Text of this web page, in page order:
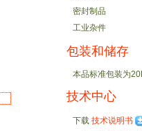
密封制品
工业杂件
包装和储存
本品标准包装为
技术中心
下载 技术说明书